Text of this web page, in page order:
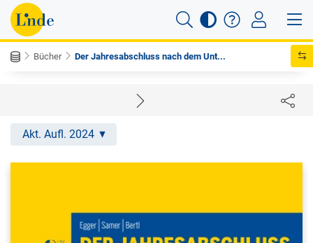
Bücher Der Jahresabschluss nach dem Unt...
Akt. Aufl. 2024